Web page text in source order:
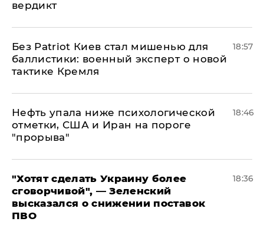
вердикт
​Без Patriot Киев стал мишенью для
баллистики: военный эксперт о новой
тактике Кремля
18:57
Нефть упала ниже психологической
отметки, США и Иран на пороге
"прорыва"
18:46
​"Хотят сделать Украину более
сговорчивой", — Зеленский
высказался о снижении поставок
ПВО
18:36